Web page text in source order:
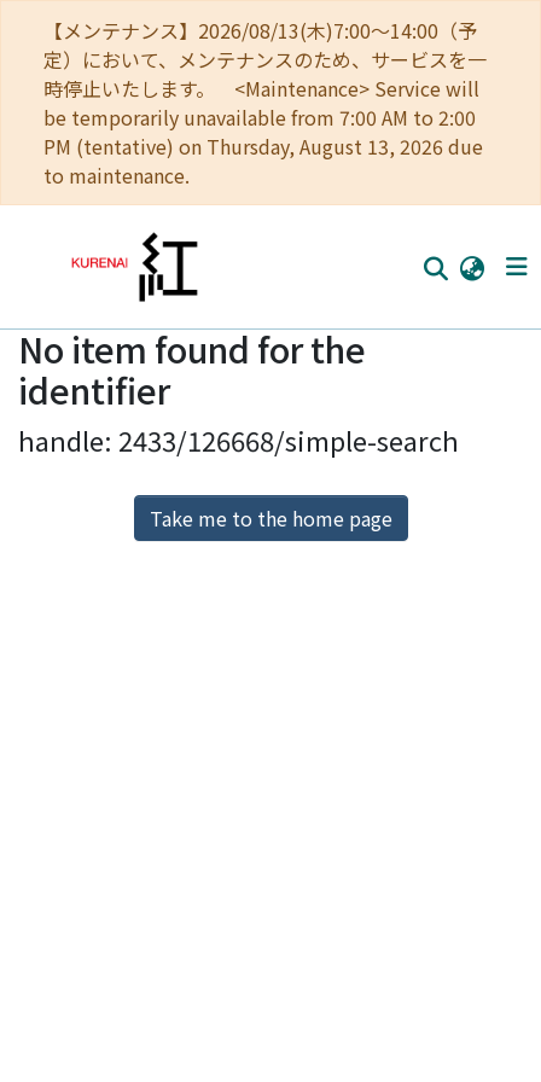
【メンテナンス】2026/08/13(木)7:00～14:00（予
定）において、メンテナンスのため、サービスを一
時停止いたします。 <Maintenance> Service will
be temporarily unavailable from 7:00 AM to 2:00
PM (tentative) on Thursday, August 13, 2026 due
to maintenance.
Home
Communities
Browse
Download Ranking
No item found for the
identifier
handle: 2433/126668/simple-search
Take me to the home page